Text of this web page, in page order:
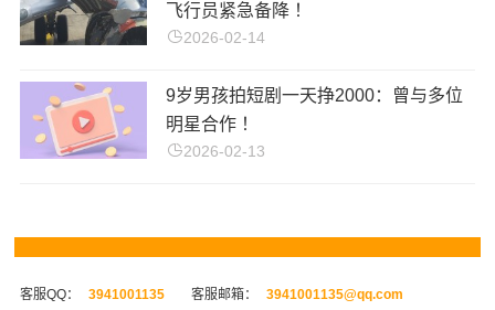
飞行员紧急备降 ！
2026-02-14
9岁男孩拍短剧一天挣2000：曾与多位
明星合作 ！
2026-02-13
客服QQ： 3941001135 客服邮箱： 3941001135@qq.com